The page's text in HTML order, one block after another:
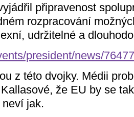
připravenost
rozpracování
udržitelné a
president/news/76477
z této dvojky. Médii
že EU by se
jak.